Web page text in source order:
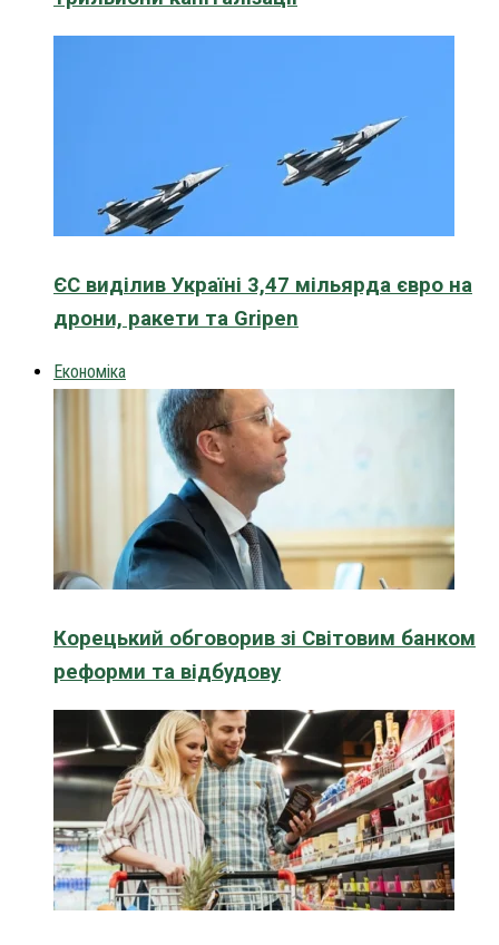
ЄС виділив Україні 3,47 мільярда євро на
дрони, ракети та Gripen
Економіка
Корецький обговорив зі Світовим банком
реформи та відбудову